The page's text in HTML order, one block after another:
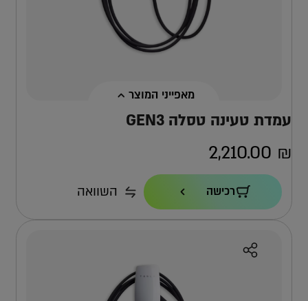
מאפייני המוצר
עמדת טעינה טסלה GEN3
2,210.00 ₪
הספק טעינה
22KW
רכישה השוואה